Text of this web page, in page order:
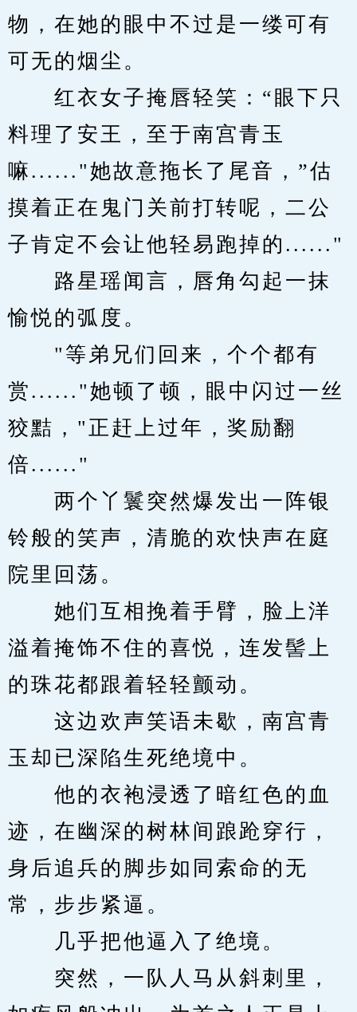
物，在她的眼中不过是一缕可有
可无的烟尘。
红衣女子掩唇轻笑：“眼下只
料理了安王，至于南宫青玉
嘛......"她故意拖长了尾音，”估
摸着正在鬼门关前打转呢，二公
子肯定不会让他轻易跑掉的......"
路星瑶闻言，唇角勾起一抹
愉悦的弧度。
"等弟兄们回来，个个都有
赏......"她顿了顿，眼中闪过一丝
狡黠，"正赶上过年，奖励翻
倍......"
两个丫鬟突然爆发出一阵银
铃般的笑声，清脆的欢快声在庭
院里回荡。
她们互相挽着手臂，脸上洋
溢着掩饰不住的喜悦，连发髻上
的珠花都跟着轻轻颤动。
这边欢声笑语未歇，南宫青
玉却已深陷生死绝境中。
他的衣袍浸透了暗红色的血
迹，在幽深的树林间踉跄穿行，
身后追兵的脚步如同索命的无
常，步步紧逼。
几乎把他逼入了绝境。
突然，一队人马从斜刺里，